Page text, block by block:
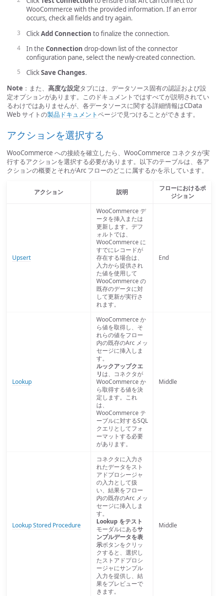
WooCommerce with the provided information. If an error
occurs, check all fields and try again.
ClickAdd Connection to finalize the connection.
In the Connection drop-down list of the connector
configuration pane, select the newly-created connection.
ClickSave Changes.
Note ：また、 高度な設定タブには、データソース固有の認証および設
定オプションがあります。このドキュメントではすべてが説明されてい
るわけではありませんが、各データソースに関する詳細情報はCData
Web サイトの製品ドキュメントページで見つけることができます。
アクションを選択する
WooCommerce への接続を確立したら、WooCommerce コネクタが実
行するアクションを選択する必要があります。以下のテーブルは、各ア
クションの概要とそれがArc フローのどこに属するかを示しています。
アクション 説明
フローにおけるポ
ジション
Upsert
WooCommerce デ
ータを挿入または
更新します。デフ
ォルトでは、
WooCommerce に
すでにレコードが
存在する場合は、
入力から提供され
た値を使用して
WooCommerce の
既存のデータに対
して更新が実行さ
れます。
End
Lookup
WooCommerce か
ら値を取得し、そ
れらの値をフロー
内の既存のArc メッ
セージに挿入しま
す。
ルックアップクエ
リは、コネクタが
WooCommerce か
ら取得する値を決
定します。これ
は、
WooCommerce テ
ーブルに対するSQL
クエリとしてフォ
ーマットする必要
があります。
Middle
Lookup Stored Procedure
コネクタに入力さ
れたデータをスト
アドプロシージャ
の入力として扱
い、結果をフロー
内の既存のArc メッ
セージに挿入しま
す。
Lookup をテスト
モーダルにあるサ
ンプルデータを表
示ボタンをクリッ
クすると、選択し
たストアドプロシ
ージャにサンプル
入力を提供し、結
果をプレビューで
きます。
Middle